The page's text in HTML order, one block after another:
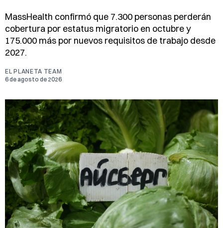
MassHealth confirmó que 7.300 personas perderán
cobertura por estatus migratorio en octubre y
175.000 más por nuevos requisitos de trabajo desde
2027.
EL PLANETA TEAM
6 de agosto de 2026